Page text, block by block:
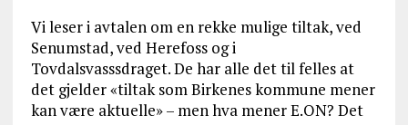
Vi leser i avtalen om en rekke mulige tiltak, ved
Senumstad, ved Herefoss og i
Tovdalsvasssdraget. De har alle det til felles at
det gjelder «tiltak som Birkenes kommune mener
kan være aktuelle» – men hva mener E.ON? Det